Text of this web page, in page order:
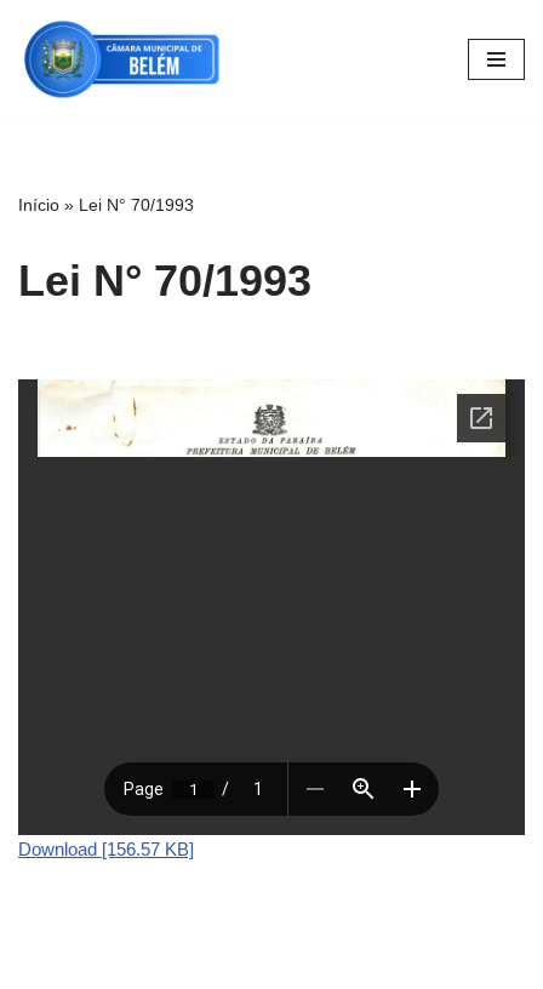
Pular
para
Início » Lei N° 70/1993
Lei N° 70/1993
Download [156.57 KB]